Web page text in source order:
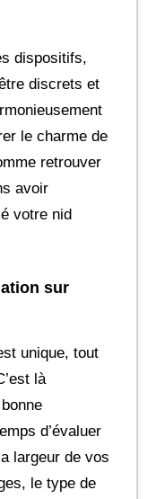
dispositifs,
discrets et
le charme de
retrouver
avoir
votre nid
sur
unique, tout
là
d’évaluer
largeur de vos
le type de